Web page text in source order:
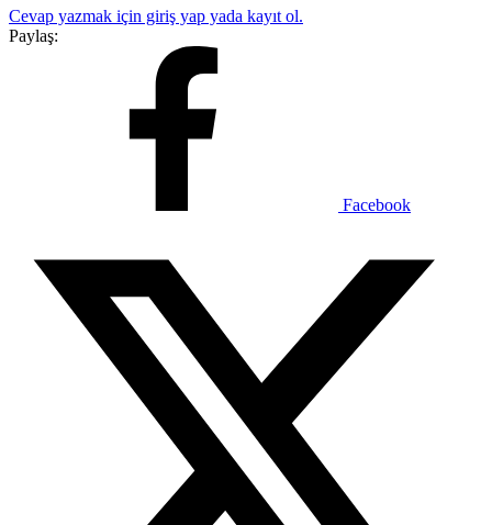
Cevap yazmak için giriş yap yada kayıt ol.
Paylaş:
Facebook